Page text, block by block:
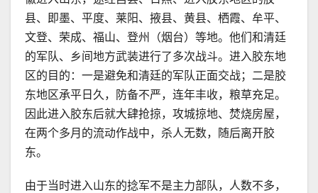
县、即墨、平度、莱阳、掖县、黄县、栖霞、牟平、
文登、荣成、福山、登州（烟台）等地。他们和清廷
的军队、乡间地方武装进行了多次战斗。进入胶东地
区的目的：一是避免和清廷的军队正面交战；二是胶
东地区承平日久，防备不严，连年丰收，粮草充足。
因此进入胶东后就大肆抢掠，攻城掠地、焚烧房屋，
在两个多月的流动作战中，杀人无数，随后离开胶
东。
由于当时进入山东的捻军不是主力部队，人数不多，